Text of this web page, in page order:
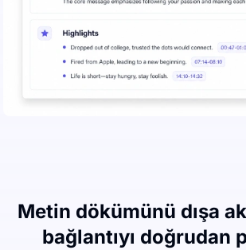
Metin dökümünü dışa
bağlantıyı doğrudan